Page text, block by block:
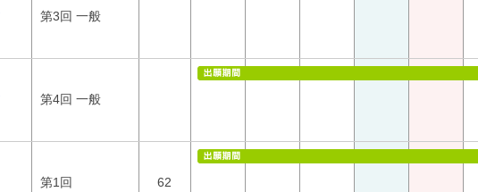
第3回 一般
第4回 一般
第1回 62